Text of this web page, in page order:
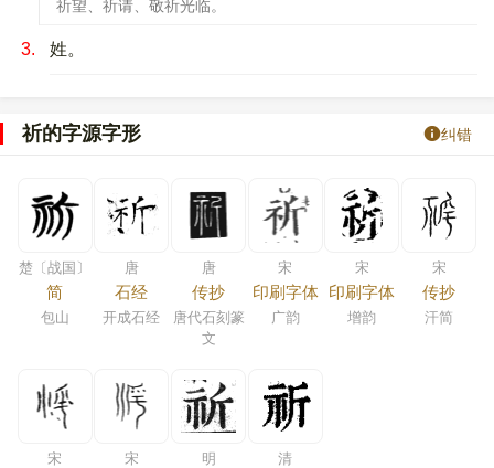
祈望、祈请、敬祈光临。
3. 姓。
祈的字源字形 纠错
楚〔战国〕
简
包山
唐
石经
开成石经
唐
传抄
唐代石刻篆
文
宋
印刷字体
广韵
宋
印刷字体
增韵
宋
传抄
汗简
宋 宋 明 清